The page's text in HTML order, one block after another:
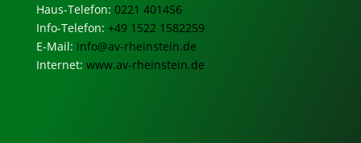
Haus-Telefon: 0221 401456
Info-Telefon: +49 1522 1582259
E-Mail: info@av-rheinstein.de
Internet: www.av-rheinstein.de